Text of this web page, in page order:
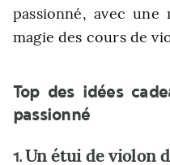
passionné, avec
magie des cours de
Top des idées
passionné
1.Un étui de violon